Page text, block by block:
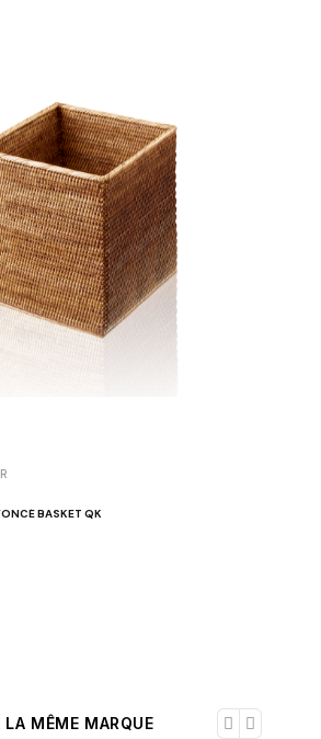
BASKET QK
MÊME MARQUE